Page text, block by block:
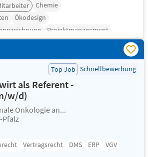
Chemie
Ökodesign
Projektmanagement
Top Job Schnellbewerbung
als Referent -
w/d)
Onkologie an...
Pfalz
Vertragsrecht DMS ERP VGV